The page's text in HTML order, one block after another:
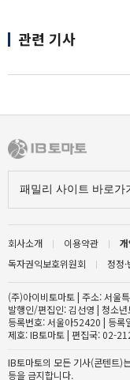
관련 기사
회사소개 이용약관
독자권익보호위원회
정정
(주)아이비토마토 | 주소: 서울
발행인/편집인: 김선영 | 청소
등록번호: 서울아52420 | 등
제호: IB토마토 | 편집국: 02-
IB토마토의 모든 기사(콘텐트)
등을 금지합니다.